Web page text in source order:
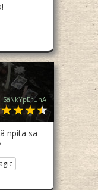
SäNkYpErUnA
npita sä